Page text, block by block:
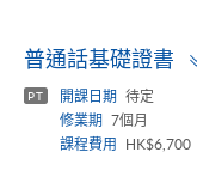
普通話基礎證書
PT 開課日期
待定
修業期
7個月
課程費用
HK$6,700